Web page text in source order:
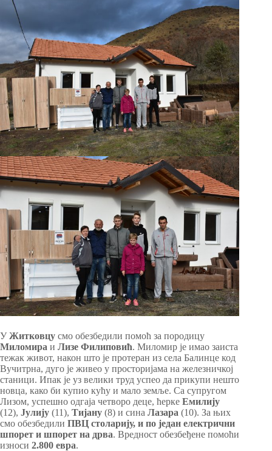
УЖитковцу смо обезбедили помоћ за породицу
Миломира и Лизе Филиповић. Миломир је имао заиста
тежак живот, након што је протеран из села Балинце код
Вучитрна, дуго је живео у просторијама на железничкој
станици. Ипак је уз велики труд успео да прикупи нешто
новца, како би купио кућу и мало земље. Са супругом
Лизом, успешно одгаја четворо деце, ћерке Емилију
(12), Јулију (11), Тијану (8) и сина Лазара (10). За њих
смо обезбедили ПВЦ столарију, и по један електрични
шпорет и шпорет на дрва. Вредност обезбеђене помоћи
износи 2.800 евра.